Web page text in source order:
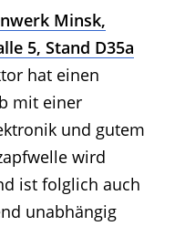
Minsk,
5, Stand D35a
hat einen
mit einer
und gutem
wird
ist folglich auch
unabhängig